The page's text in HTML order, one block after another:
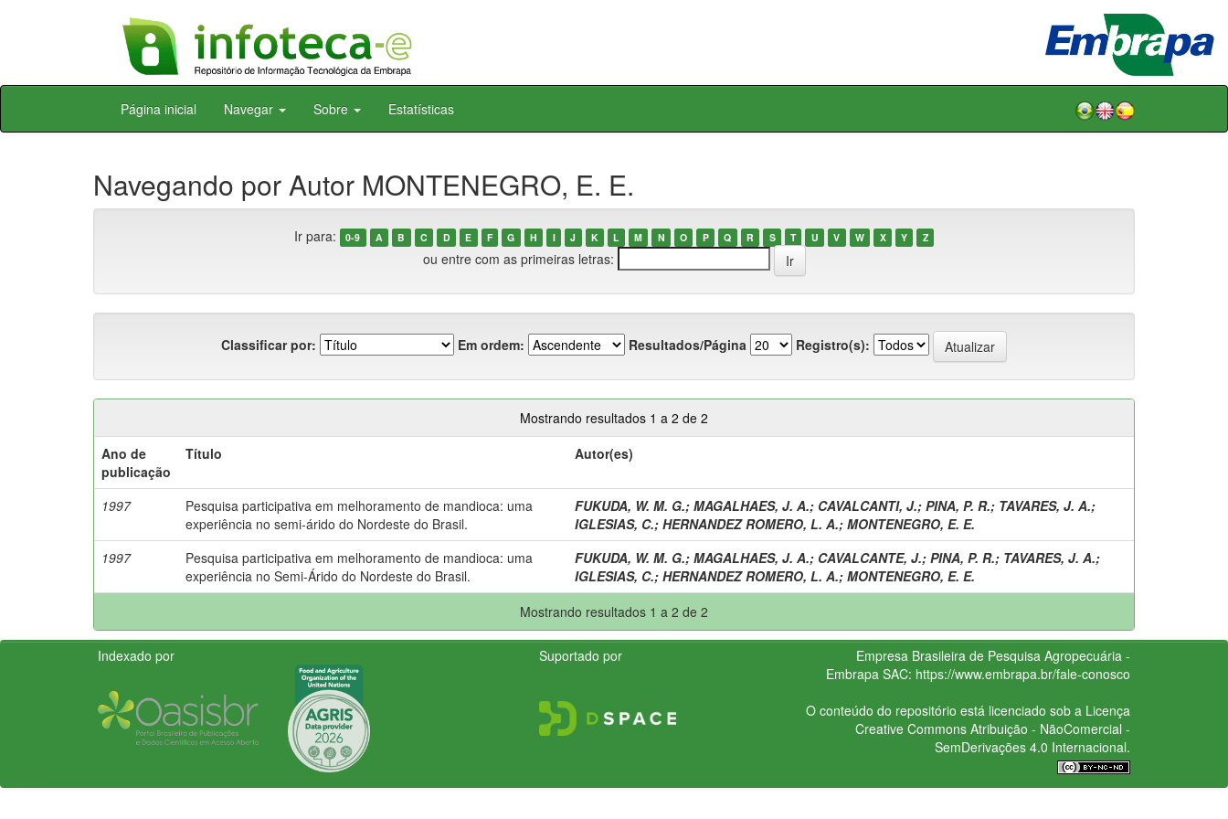
Skip
Página inicial Navegar Sobre Estatísticas
Navegando por Autor MONTENEGRO, E. E.
Ir para: 0-9 A B C D E F G H I J K L M N O P Q R S T U V W X Y Z
ou entre com as primeiras letras:
Classificar por: Em ordem: Resultados/Página Registro(s):
Mostrando resultados 1 a 2 de 2
Ano de
publicação
Título Autor(es)
1997
Pesquisa participativa em melhoramento de mandioca: uma
experiência no semi-árido do Nordeste do Brasil.
FUKUDA, W. M. G.; MAGALHAES, J. A.; CAVALCANTI, J.; PINA, P. R.; TAVARES, J. A.;
IGLESIAS, C.; HERNANDEZ ROMERO, L. A.; MONTENEGRO, E. E.
1997
Pesquisa participativa em melhoramento de mandioca: uma
experiência no Semi-Árido do Nordeste do Brasil.
FUKUDA, W. M. G.; MAGALHAES, J. A.; CAVALCANTE, J.; PINA, P. R.; TAVARES, J. A.;
IGLESIAS, C.; HERNANDEZ ROMERO, L. A.; MONTENEGRO, E. E.
Mostrando resultados 1 a 2 de 2
Indexado por Suportado por
Empresa Brasileira de Pesquisa Agropecuária -
Embrapa SAC: https://www.embrapa.br/fale-conosco
O conteúdo do repositório está licenciado sob a Licença
Creative CommonsAtribuição - NãoComercial -
SemDerivações 4.0 Internacional.